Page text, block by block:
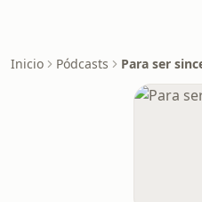
Inicio Pódcasts Para ser